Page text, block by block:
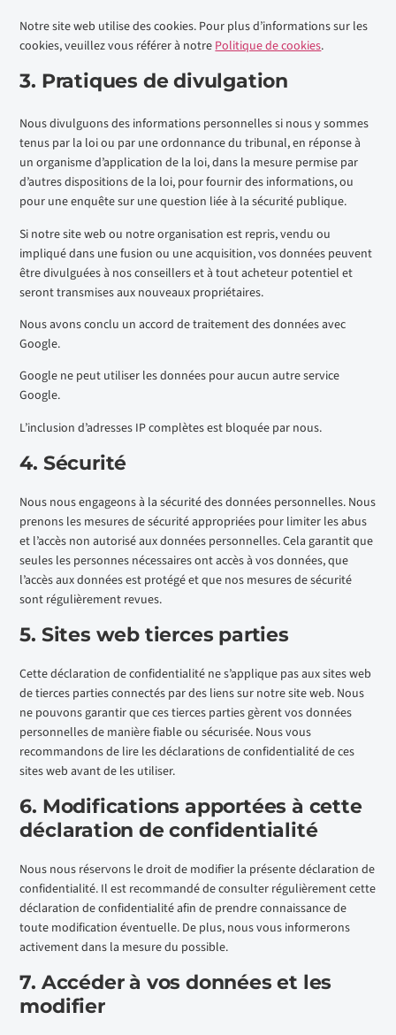
Notre site web utilise des cookies. Pour plus d’informations sur les
cookies, veuillez vous référer à notre Politique de cookies.
3. Pratiques de divulgation
Nous divulguons des informations personnelles si nous y sommes
tenus par la loi ou par une ordonnance du tribunal, en réponse à
un organisme d’application de la loi, dans la mesure permise par
d’autres dispositions de la loi, pour fournir des informations, ou
pour une enquête sur une question liée à la sécurité publique.
Si notre site web ou notre organisation est repris, vendu ou
impliqué dans une fusion ou une acquisition, vos données peuvent
être divulguées à nos conseillers et à tout acheteur potentiel et
seront transmises aux nouveaux propriétaires.
Nous avons conclu un accord de traitement des données avec
Google.
Google ne peut utiliser les données pour aucun autre service
Google.
L’inclusion d’adresses IP complètes est bloquée par nous.
4. Sécurité
Nous nous engageons à la sécurité des données personnelles. Nous
prenons les mesures de sécurité appropriées pour limiter les abus
et l’accès non autorisé aux données personnelles. Cela garantit que
seules les personnes nécessaires ont accès à vos données, que
l’accès aux données est protégé et que nos mesures de sécurité
sont régulièrement revues.
5. Sites web tierces parties
Cette déclaration de confidentialité ne s’applique pas aux sites web
de tierces parties connectés par des liens sur notre site web. Nous
ne pouvons garantir que ces tierces parties gèrent vos données
personnelles de manière fiable ou sécurisée. Nous vous
recommandons de lire les déclarations de confidentialité de ces
sites web avant de les utiliser.
6. Modifications apportées à cette
déclaration de confidentialité
Nous nous réservons le droit de modifier la présente déclaration de
confidentialité. Il est recommandé de consulter régulièrement cette
déclaration de confidentialité afin de prendre connaissance de
toute modification éventuelle. De plus, nous vous informerons
activement dans la mesure du possible.
7. Accéder à vos données et les
modifier